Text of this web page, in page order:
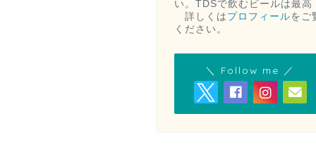
い。TDSで飲むビールは最高
詳しくは プロフィールをご
ください。
＼ Follow me ／